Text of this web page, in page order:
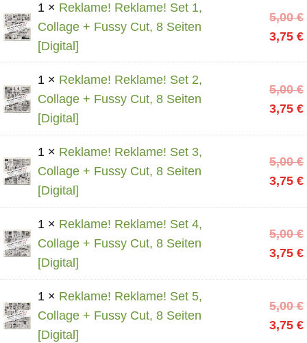
1 × Reklame! Reklame! Set 1,
Collage + Fussy Cut, 8 Seiten
[Digital]
5,00€
3,75 €
1 × Reklame! Reklame! Set 2,
Collage + Fussy Cut, 8 Seiten
[Digital]
5,00€
3,75 €
1 × Reklame! Reklame! Set 3,
Collage + Fussy Cut, 8 Seiten
[Digital]
5,00€
3,75 €
1 × Reklame! Reklame! Set 4,
Collage + Fussy Cut, 8 Seiten
[Digital]
5,00€
3,75 €
1 × Reklame! Reklame! Set 5,
Collage + Fussy Cut, 8 Seiten
[Digital]
5,00€
3,75 €